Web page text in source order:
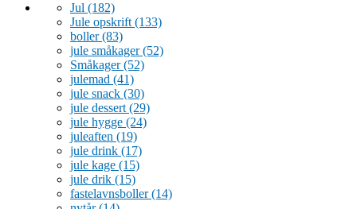
Jul (182)
Jule opskrift (133)
boller(83)
jule småkager(52)
Småkager(52)
julemad (41)
jule snack (30)
jule dessert (29)
jule hygge (24)
juleaften (19)
jule drink (17)
jule kage (15)
jule drik (15)
fastelavnsboller(14)